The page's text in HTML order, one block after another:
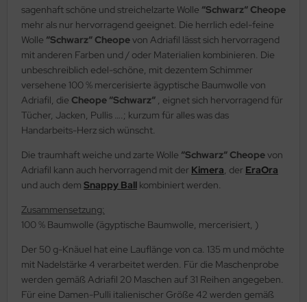
sagenhaft schöne und streichelzarte Wolle “Schwarz“ Cheope
mehr als nur hervorragend geeignet. Die herrlich edel-feine
Wolle “Schwarz“ Cheopevon Adriafil lässt sich hervorragend
mit anderen Farben und / oder Materialien kombinieren. Die
unbeschreiblich edel-schöne, mit dezentem Schimmer
versehene 100 % mercerisierte ägyptische Baumwolle von
Adriafil, die Cheope “Schwarz“ , eignet sich hervorragend für
Tücher, Jacken, Pullis ….; kurzum für alles was das
Handarbeits-Herz sich wünscht.
Die traumhaft weiche und zarte Wolle “Schwarz“ Cheopevon
Adriafil kann auch hervorragend mit der Kimera, der EraOra
und auch dem Snappy Ball kombiniert werden.
Zusammensetzung:
100 % Baumwolle (ägyptische Baumwolle, mercerisiert, )
Der 50 g-Knäuel hat eine Lauflänge von ca. 135 m und möchte
mit Nadelstärke 4 verarbeitet werden. Für die Maschenprobe
werden gemäß Adriafil 20 Maschen auf 31 Reihen angegeben.
Für eine Damen-Pulli italienischer Größe 42 werden gemäß